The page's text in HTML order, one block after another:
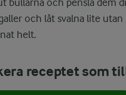
bullarna och pensla dem
och låt svalna lite
helt.
receptet som